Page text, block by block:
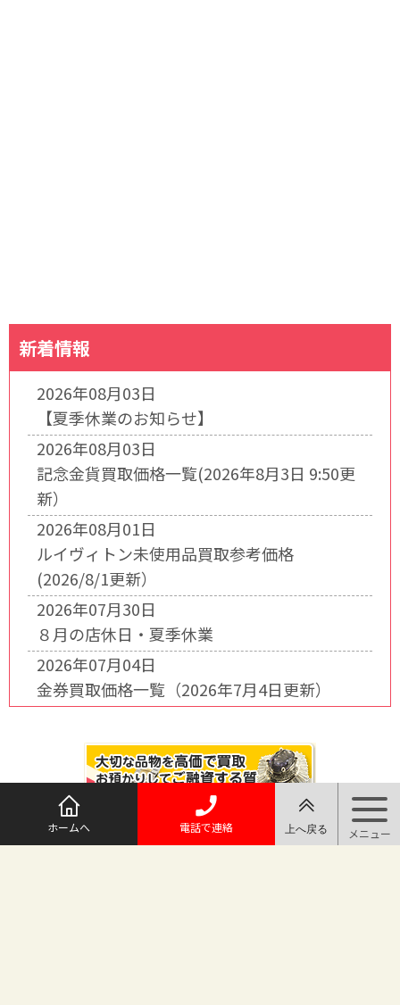
新着情報
2026年08月03日
【夏季休業のお知らせ】
2026年08月03日
記念金貨買取価格一覧(2026年8月3日 9:50更
新）
2026年08月01日
ルイヴィトン未使用品買取参考価格
(2026/8/1更新）
2026年07月30日
８月の店休日・夏季休業
2026年07月04日
金券買取価格一覧（2026年7月4日更新）
ホームへ 電話で連絡